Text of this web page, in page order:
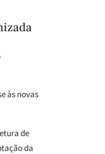
às novas
de
da